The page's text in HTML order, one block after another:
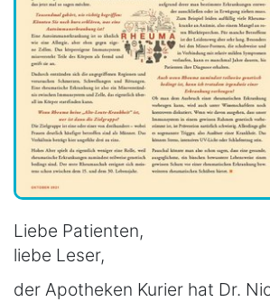
Liebe Patienten,
liebe Leser,
der Apotheken Kurier hat Dr.